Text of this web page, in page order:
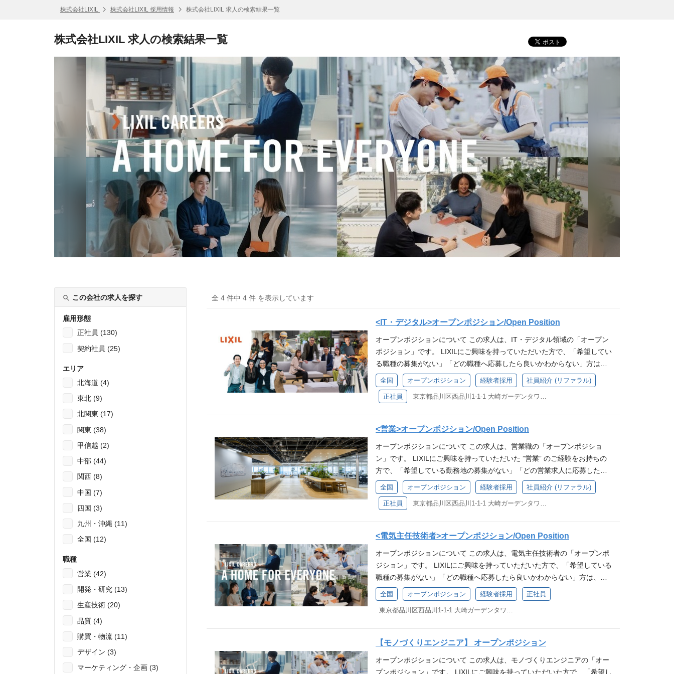
株式会社LIXIL 株式会社LIXIL 採用情報 株式会社LIXIL 求人の検索結果一覧
株式会社LIXIL 求人の検索結果一覧
この会社の求人を探す
雇用形態
正社員 (130)
契約社員 (25)
エリア
北海道 (4)
東北 (9)
北関東 (17)
関東 (38)
甲信越 (2)
中部 (44)
関西 (8)
中国 (7)
四国 (3)
九州・沖縄 (11)
全国 (12)
職種
営業 (42)
開発・研究 (13)
生産技術 (20)
品質 (4)
購買・物流 (11)
デザイン (3)
マーケティング・企画 (3)
全 4 件中 4 件 を表示しています
<IT・デジタル>オープンポジション/Open Position
オープンポジションについて この求人は、IT・デジタル領域の「オープン
ポジション」です。 LIXILにご興味を持っていただいた方で、「希望してい
る職種の募集がない」「どの職種へ応募したら良いかわからない」方は、
こちらからエントリーください。 ご経歴を踏まえて社内にて検討の上、適
するポジションがあった場合、弊社よりご連絡させていただきます。 ※エ
ントリーいただいたすべての方に選考のご案内をお約束するものではござ
合がございます。 ※「この職種気になる！まずは話を聞いてみたい」とい
う方も歓迎です。 LIXIL Digital部門 LIXIL Digital部門は、 「エンジニアが
一番幸せに働ける環境を作る 」 をコンセプトに従来の事業会社とは一線を
画す、エンジニア主導の組織へと進化を遂げており、私たちと一緒に成長
し、革新を推進する仲間を募集中です！ 「DXプラチナ企業」初選定！ <詳
細>https://newsroom.lixil.com/ja/20250428_dx エンジニア主導の開発文化
・・・ビジネス側との良好なコミュニケーションを基盤に、エンジニアが
主導権を持ってプロダクト開発を進めます。大きな裁量権を持ち、アイデ
アと技術力を活かして開発に貢献できます。 アジャイル・スクラム開発
・・・Scrumフレームワークを採用し、スピーディーで効率的な開発を実
ています。 エンジニアドリブンの評価制度 ・・・年功序列ではなく、スキ
ルと成果に基づいた透明性の高い評価制度 エキスパート資格制度 ・・・マ
ネジメントをする管理職のキャリア軸と横並びで、エキスパート管理職と
して専門性（技術・知識など）に特化したキャリアを築いていける制度 多
可能性を広げられます。 活発な社内エンジニアコミュニティ ・・・アーキ
テクチャ検討会、部活動、チームワークショップなど、エンジニア同士が
きる環境です。 ビジネスへの深い理解 ・・・内製エンジニアだからこそ、
全国 オープンポジション 経験者採用 社員紹介 (リファラル)
正社員
<営業>オープンポジション/Open Position
オープンポジションについて この求人は、営業職の「オープンポジショ
ン」です。 LIXILにご興味を持っていただいた ”営業” のご経験をお持ちの
方で、「希望している勤務地の募集がない」「どの営業求人に応募したら
いいのかわからない」方は、こちらからエントリーください。ご経歴を踏
まえて社内にて検討の上、適するポジションがあった場合、弊社よりご連
絡させていただきます。 〇エントリーいただいたすべての方に選考のご案
会、セミナーなどのご案内を差し上げる場合もございます。 LIXIL 営業 部
門 「世界中の誰もが願う、豊かで快適な住まいの実現」 LIXILは日本のも
のづくりの伝統を礎に、世界をリードする技術やイノベーションで、 日々
の暮らしの課題を解決する高品質な製品をグローバルに提供しています。
当社が製造する、窓や玄関ドア、エクステリア製品、インテリア建材、水
まわり製品（トイレ・キッチン・浴室等）、ビル用建材などの製品の販売
を担っています。 営業として働く社員の声 ①チームで作り上げる仕事に感
じるやりがい https://www.lixil.co.jp/corporate/recruit/interview/ng012/ ②
ライフステージを問わず安心して挑戦し続けられる環境がある https://ww
w.lixil.co.jp/corporate/recruit/interview/ca003/ ③現場経験を成長の糧に、
view/ng011/ ④新たな営業スタイルに挑戦。自分らしく、理想のキャリア
全国 オープンポジション 経験者採用 社員紹介 (リファラル)
正社員
<電気主任技術者>オープンポジション/Open Position
オープンポジションについて この求人は、電気主任技術者の「オープンポ
ジション」です。 LIXILにご興味を持っていただいた方で、「希望している
職種の募集がない」「どの職種へ応募したら良いかわからない」方は、こ
ちらからエントリーください。 ご経歴を踏まえて社内にて検討の上、適す
るポジションがあった場合、弊社よりご連絡させていただきます。 ※エン
トリーいただいたすべての方に選考のご案内をお約束するものではござい
がございます。 ※「この職種気になる！まずは話を聞いてみたい」という
方も歓迎です。 LIXILの電気主任技術者について 日本国内にLIXILの工場
は、全国に34拠点あります。各工場では、電気主任技術者を募集しており
全国 オープンポジション 経験者採用 正社員
【モノづくりエンジニア】 オープンポジション
オープンポジションについて この求人は、モノづくりエンジニアの「オー
プンポジション」です。 LIXILにご興味を持っていただいた方で、「希望し